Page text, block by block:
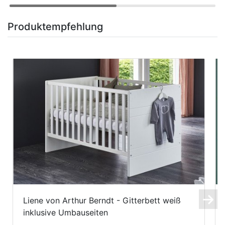
Produktempfehlung
Liene von Arthur Berndt - Gitterbett weiß
inklusive Umbauseiten